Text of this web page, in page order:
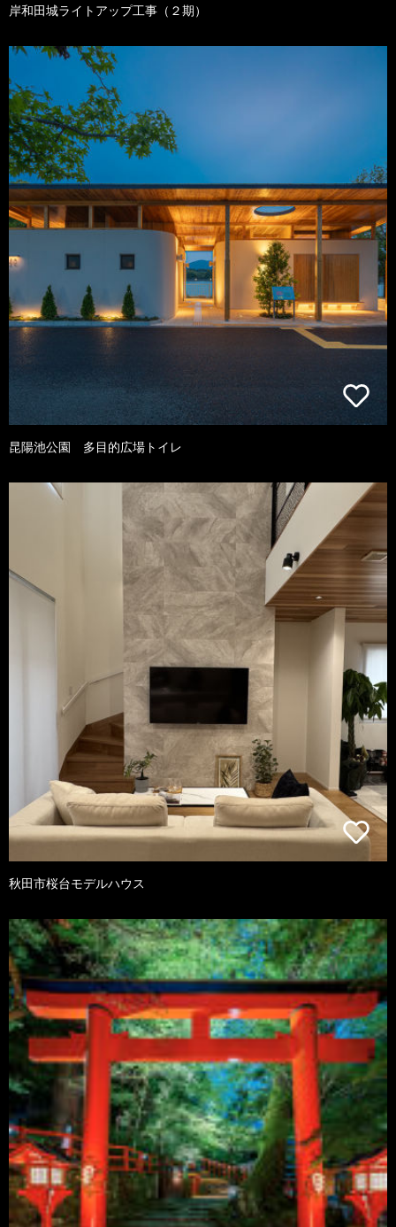
岸和田城ライトアップ工事（２期）
昆陽池公園 多目的広場トイレ
秋田市桜台モデルハウス